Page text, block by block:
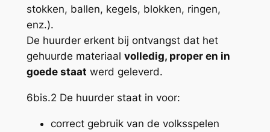
stokken, ballen, kegels, blokken, ringen,
enz.).
De huurder erkent bij ontvangst dat het
gehuurde materiaal volledig, proper en in
goede staat werd geleverd.
6bis.2 De huurder staat in voor:
correct gebruik van de volksspelen